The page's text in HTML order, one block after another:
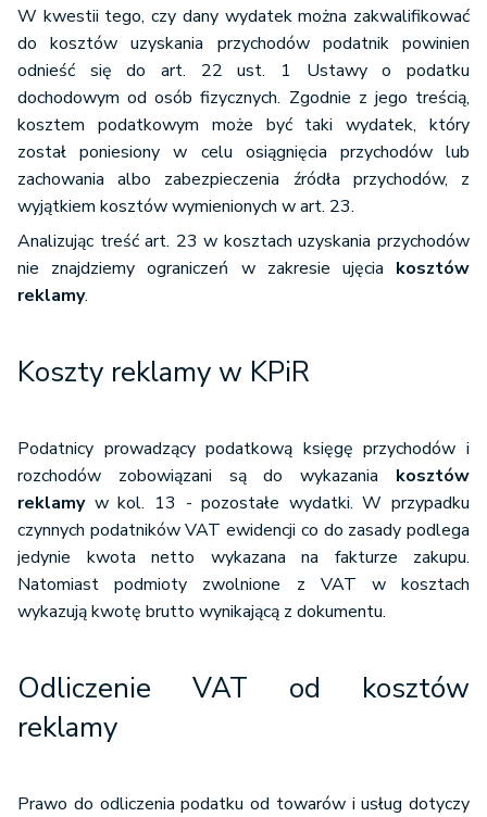
W kwestii tego, czy dany wydatek można zakwalifikować
do kosztów uzyskania przychodów podatnik powinien
odnieść się do art. 22 ust. 1 Ustawy o podatku
dochodowym od osób fizycznych. Zgodnie z jego treścią,
kosztem podatkowym może być taki wydatek, który
został poniesiony w celu osiągnięcia przychodów lub
zachowania albo zabezpieczenia źródła przychodów, z
wyjątkiem kosztów wymienionych w art. 23.
Analizując treść art. 23 w kosztach uzyskania przychodów
nie znajdziemy ograniczeń w zakresie ujęcia kosztów
reklamy.
Koszty reklamy w KPiR
Podatnicy prowadzący podatkową księgę przychodów i
rozchodów zobowiązani są do wykazania kosztów
reklamyw kol. 13 - pozostałe wydatki. W przypadku
czynnych podatników VAT ewidencji co do zasady podlega
jedynie kwota netto wykazana na fakturze zakupu.
Natomiast podmioty zwolnione z VAT w kosztach
wykazują kwotę brutto wynikającą z dokumentu.
Odliczenie VAT od kosztów
reklamy
Prawo do odliczenia podatku od towarów i usług dotyczy